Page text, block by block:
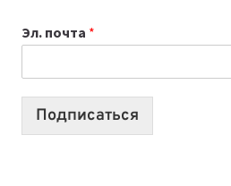
СОЗДАВАТЬ
ПРОДУКТЫ
Эл. почта *
Подписаться